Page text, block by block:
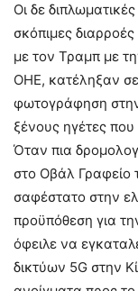
Οι δε
σκόπιμες
με τον Τραμπ με
ΟΗΕ, κατέληξαν
φωτογράφηση
ξένους ηγέτες
Όταν πια
στο Οβάλ Γραφείο
σαφέστατο στην
προϋπόθεση για
όφειλε να
δικτύων 5G στην